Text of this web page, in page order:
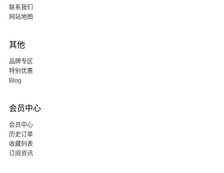
联系我们
网站地图
其他
品牌专区
特别优惠
Blog
会员中心
会员中心
历史订单
收藏列表
订阅资讯